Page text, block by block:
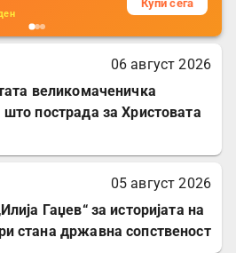
Купи сега
06 август 2026
великомаченичка
пострада за Христовата
05 август 2026
Гаџев“ за историјата на
стана државна сопственост